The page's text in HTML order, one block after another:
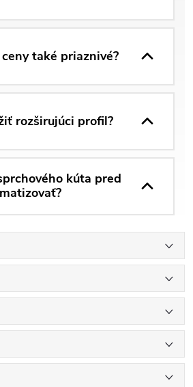
také priaznivé?
rozširujúci profil?
kúta pred